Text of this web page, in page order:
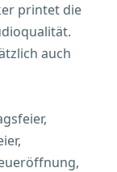
printet die
auch